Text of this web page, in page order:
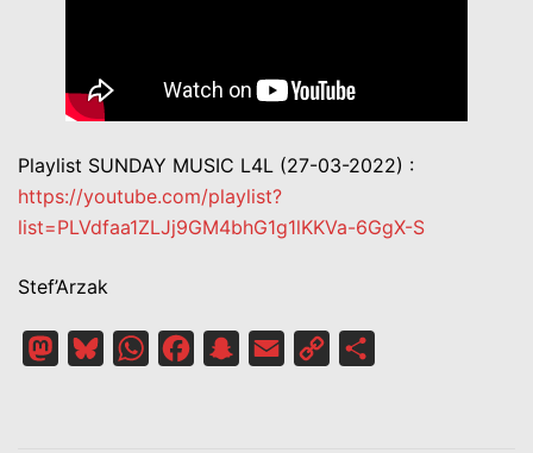
Playlist SUNDAY MUSIC L4L (27-03-2022) :
https://youtube.com/playlist?
list=PLVdfaa1ZLJj9GM4bhG1g1lKKVa-6GgX-S
Stef’Arzak
MastodonBlueskyWhatsAppFacebookSnapchat
Email
Copy